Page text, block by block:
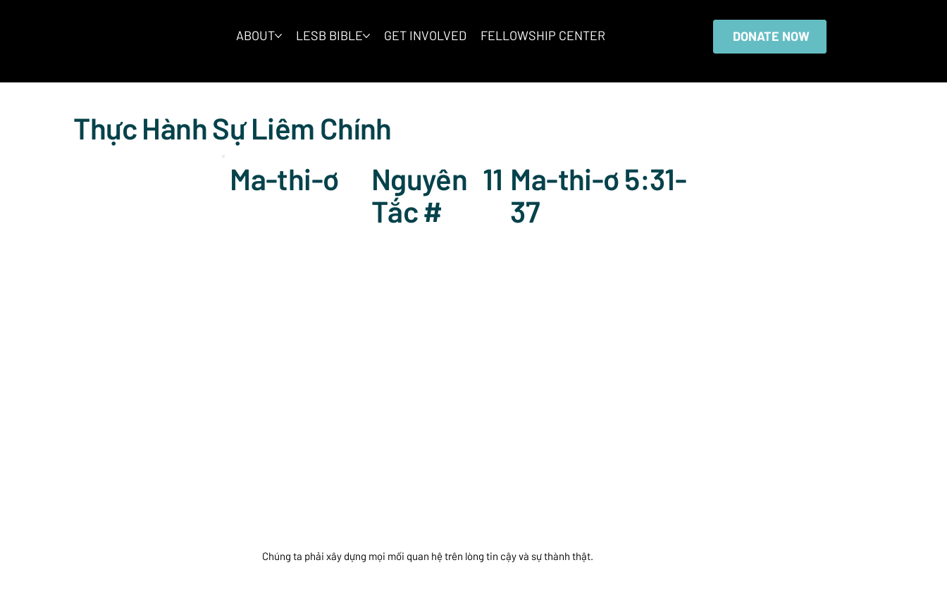
ABOUT LESB BIBLE GET INVOLVED FELLOWSHIP CENTER DONATE NOW
Thực Hành Sự Liêm Chính
Ma-thi-ơ
Nguyên
Tắc #
11 Ma-thi-ơ 5:31-
37
Chúng ta phải xây dựng mọi mối quan hệ trên lòng tin cậy và sự thành thật.